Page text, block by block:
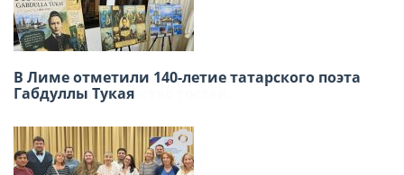
В Лиме отметили 140-летие татарского поэта
Габдуллы Тукая
Масленица в Русском доме в Лиме собрала
большое количество гостей.